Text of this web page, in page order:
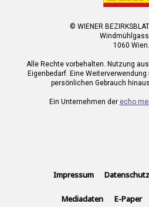
© WIENER
1060 Wien.
Alle Rechte vorbehalten. Nutzung
Eigenbedarf. Eine
persönlichen Gebrauch
Ein Unternehmen der echo
Impressum
Mediadaten E-Paper